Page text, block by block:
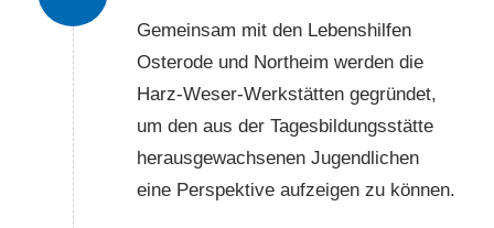
Gemeinsam mit den Lebenshilfen
Osterode und Northeim werden die
Harz-Weser-Werkstätten gegründet,
um den aus der Tagesbildungsstätte
herausgewachsenen Jugendlichen
eine Perspektive aufzeigen zu können.